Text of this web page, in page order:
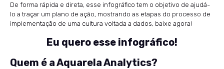
De forma rápida e direta, esse infográfico tem o objetivo de ajudá-
lo a traçar um plano de ação, mostrando as etapas do processo de
implementação de uma cultura voltada a dados, baixe agora!
Eu quero esse infográfico!
Quem é a Aquarela Analytics?